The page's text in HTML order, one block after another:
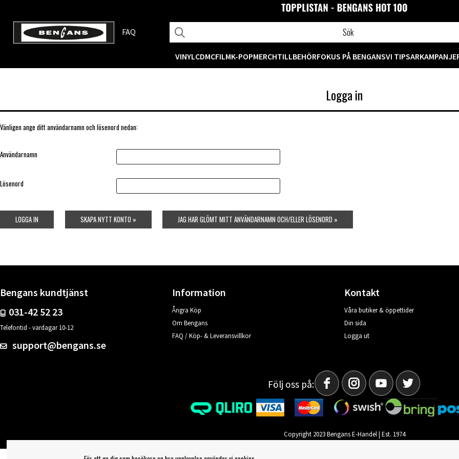
FAQ
VINYLCDMCFILMK-POPMERCHTILLBEHÖRFOKUS PÅ BENGANSVI TIPSAR
Logga in
Vänligen ange ditt användarnamn och lösenord nedan:
Användarnamn
Lösenord
LOGGA IN SKAPA NYTT KONTO » JAG HAR GLÖMT MITT ANVÄNDARNAMN OCH/ELLER LÖSENORD »
Bengans kundtjänst
031-42 52 23
Telefontid - vardagar 10-12
support@bengans.se
Information
Ångra Köp
Om Bengans
FAQ / Köp- & Leveransvillkor
Kontakt
Våra butiker & öppettider
Din sida
Logga ut
Följ oss på:
Copyright 2023 Bengans E-Handel | Est. 1974